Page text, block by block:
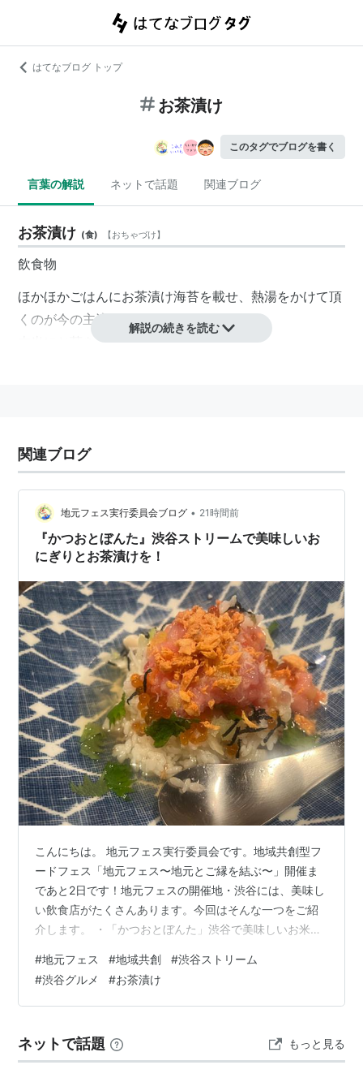
はてなブログ トップ
お茶漬け
このタグでブログを書く
言葉の解説 ネットで話題 関連ブログ
お茶漬け (食) 【おちゃづけ】
飲食物
ほかほかごはんにお茶漬け海苔を載せ、熱湯をかけて頂
くのが今の主流。
本当にお茶をかけたりするらしい。
→茶漬け
解説の続きを読む
関連ブログ
地元フェス実行委員会ブログ • 21時間前
『かつおとぼんた』渋谷ストリームで美味しいお
にぎりとお茶漬けを！
こんにちは。 地元フェス実行委員会です。地域共創型フ
ードフェス「地元フェス〜地元とご縁を結ぶ〜」開催ま
であと2日です！地元フェスの開催地・渋谷には、美味し
い飲食店がたくさんあります。今回はそんな一つをご紹
介します。 ・「かつおとぼんた」渋谷で美味しいお米で
の具材と言えば何を思い浮かべますか？おにぎりだった
ら、鮭やおかか、昆布。お茶漬けだったら鮭や、鯛。な
どいろんな種類がありますよね。渋谷駅直結の渋谷スト
にぎりやお茶漬けを楽しむことができます。店内はカウ
ンター席のみとなっており、落ち着いた雰囲…
#地元フェス #地域共創 #渋谷ストリーム
#渋谷グルメ #お茶漬け
ネットで話題 もっと見る